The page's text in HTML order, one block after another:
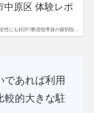
女性にも好評!!教習指導員の個別指…
中原区 体験レポ
であれば利用
較的大きな駐